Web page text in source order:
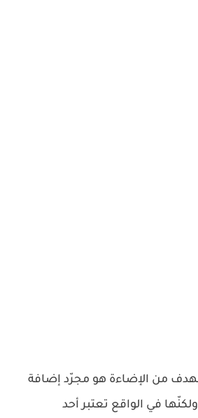
من الإضاءة هو مجرّد إضافة
في الواقع تعتبر أحد